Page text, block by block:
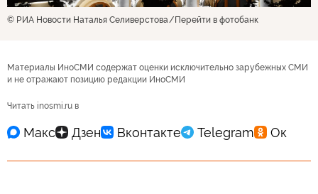
© РИА Новости Наталья Селиверстова Перейти в фотобанк
Материалы ИноСМИ содержат оценки исключительно зарубежных СМИ
и не отражают позицию редакции ИноСМИ
Читать inosmi.ru в